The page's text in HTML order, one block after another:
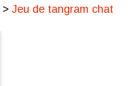
> Jeu de tangram chat